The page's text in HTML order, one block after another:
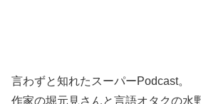
言わずと知れたスーパーPodcast。
作家の堀元見さんと言語オタクの水